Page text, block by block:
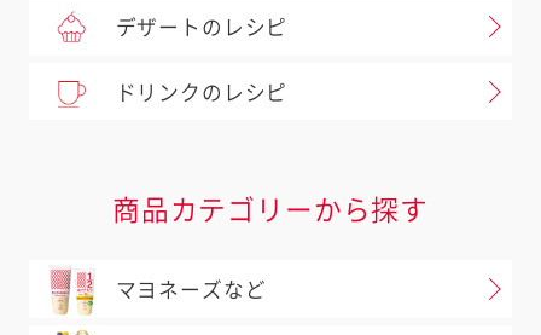
デザートのレシピ
ドリンクのレシピ
商品カテゴリーから探す
マヨネーズなど